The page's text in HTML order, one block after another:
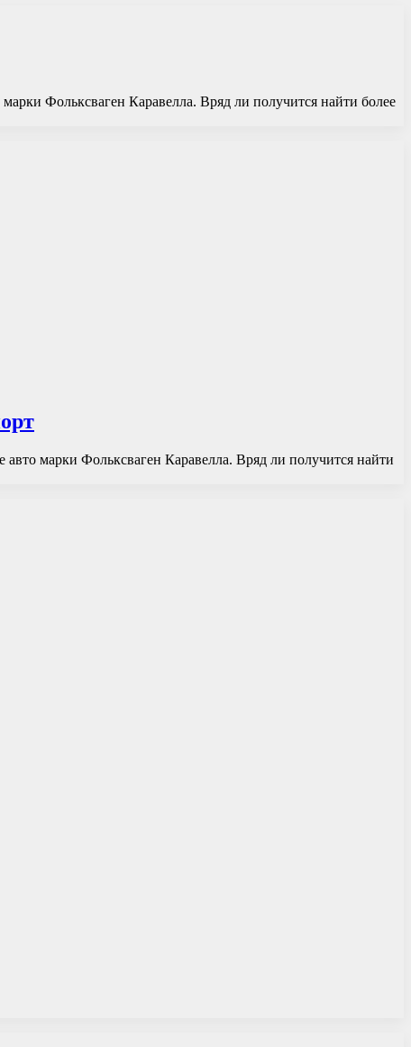
Фольксваген Каравелла. Вряд ли получится найти более
марки Фольксваген Каравелла. Вряд ли получится найти